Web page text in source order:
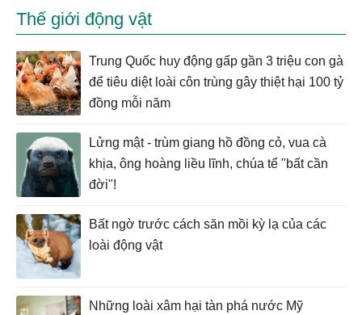
Thế giới động vật
Trung Quốc huy động gấp gần 3 triệu con gà
để tiêu diệt loài côn trùng gây thiệt hại 100 tỷ
đồng mỗi năm
Lửng mật - trùm giang hồ đồng cỏ, vua cà
khịa, ông hoàng liều lĩnh, chúa tể "bất cần
đời"!
Bất ngờ trước cách săn mồi kỳ lạ của các
loài động vật
Những loài xâm hại tàn phá nước Mỹ